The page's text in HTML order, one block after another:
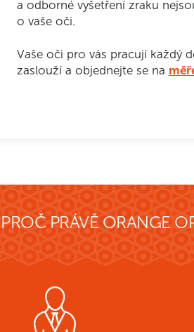
a odborné vyšetření zraku
o vaše oči.
Vaše oči pro vás pracují každý
zaslouží a objednejte se na
PROČ PRÁVĚ ORANGE